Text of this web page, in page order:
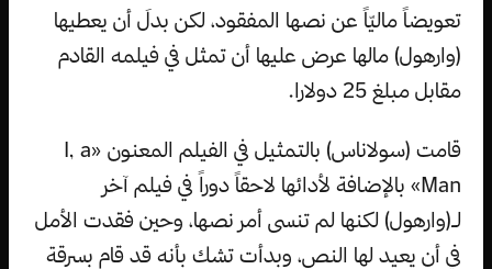
تعويضاً ماليّاً عن نصها المفقود، لكن بدلَ أن يعطيها
(وارهول) مالها عرض عليها أن تمثل في فيلمه القادم
مقابل مبلغ 25 دولارا.
قامت (سولاناس) بالتمثيل في الفيلم المعنون «I, a
Man» بالإضافة لأدائها لاحقاً دوراً في فيلم آخر
لـ(وارهول) لكنها لم تنسى أمر نصها، وحين فقدت الأمل
في أن يعيد لها النص، وبدأت تشك بأنه قد قام بسرقة